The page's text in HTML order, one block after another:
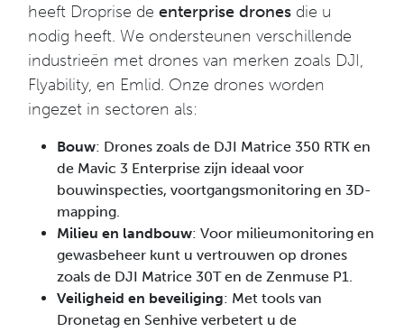
heeft Droprise de enterprise drones die u
nodig heeft. We ondersteunen verschillende
industrieën met drones van merken zoals DJI,
Flyability, en Emlid. Onze drones worden
ingezet in sectoren als:
Bouw: Drones zoals de DJI Matrice 350 RTK en
de Mavic 3 Enterprise zijn ideaal voor
bouwinspecties, voortgangsmonitoring en 3D-
mapping.
Milieu en landbouw: Voor milieumonitoring en
gewasbeheer kunt u vertrouwen op drones
zoals de DJI Matrice 30T en de Zenmuse P1.
Veiligheid en beveiliging: Met tools van
Dronetag en Senhive verbetert u de